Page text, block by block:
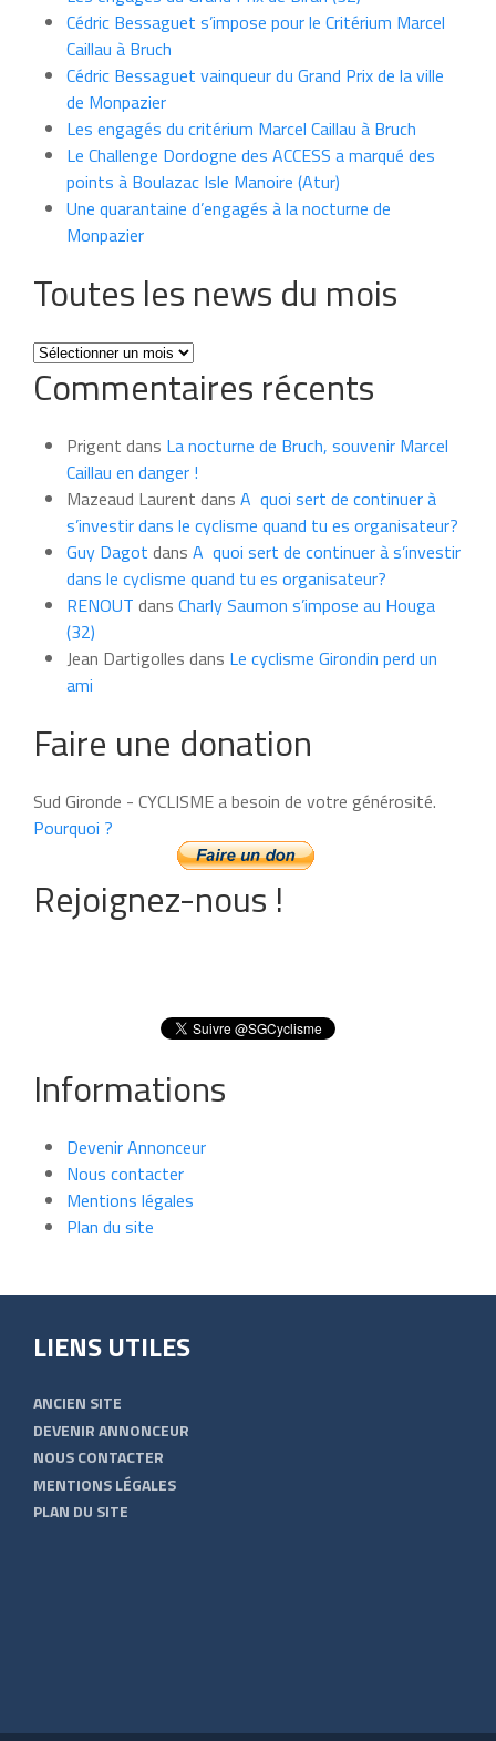
Cédric Bessaguet s’impose pour le Critérium Marcel
Caillau à Bruch
Cédric Bessaguet vainqueur du Grand Prix de la ville
de Monpazier
Les engagés du critérium Marcel Caillau à Bruch
Le Challenge Dordogne des ACCESS a marqué des
points à Boulazac Isle Manoire (Atur)
Une quarantaine d’engagés à la nocturne de
Monpazier
Toutes les news du mois
Toutes
les
news
mois
Commentaires récents
Prigent dans La nocturne de Bruch, souvenir Marcel
Caillau en danger !
Mazeaud Laurent dans A quoi sert de continuer à
s’investir dans le cyclisme quand tu es organisateur?
Guy Dagot dans A quoi sert de continuer à s’investir
dans le cyclisme quand tu es organisateur?
RENOUT dans Charly Saumon s’impose au Houga
(32)
Jean Dartigolles dans Le cyclisme Girondin perd un
ami
Faire une donation
Sud Gironde - CYCLISME a besoin de votre générosité.
Pourquoi ?
Rejoignez-nous !
Informations
Devenir Annonceur
Nous contacter
Mentions légales
Plan du site
LIENS UTILES
ANCIEN SITE
DEVENIR ANNONCEUR
NOUS CONTACTER
MENTIONS LÉGALES
PLAN DU SITE